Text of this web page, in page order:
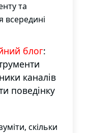
та
всередині
блог:
каналів
поведінку
скільки